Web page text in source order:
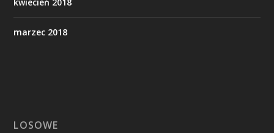
kwiecień 2018
marzec 2018
LOSOWE